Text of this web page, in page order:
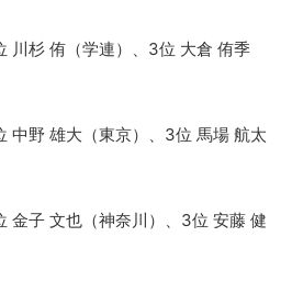
川杉 侑（学連）、3位 大倉 侑季
中野 雄大（東京）、3位 馬場 航太
金子 文也（神奈川）、3位 安藤 健